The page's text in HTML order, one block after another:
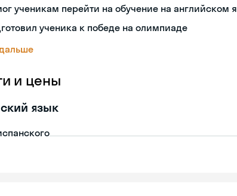
ученикам перейти на обучение на английском
ученика к победе на олимпиаде
и цены
язык